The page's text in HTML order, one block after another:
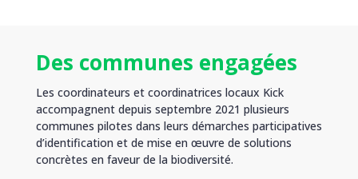
Des communes engagées
Les coordinateurs et coordinatrices locaux Kick
accompagnent depuis septembre 2021 plusieurs
communes pilotes dans leurs démarches participatives
d’identification et de mise en œuvre de solutions
concrètes en faveur de la biodiversité.